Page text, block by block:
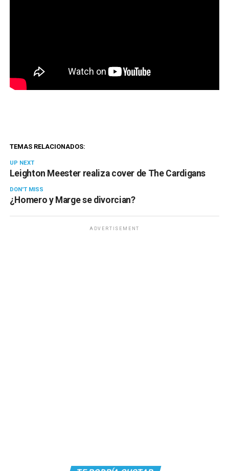
TEMAS RELACIONADOS:
UP NEXT
Leighton Meester realiza cover de The Cardigans
DON'T MISS
¿Homero y Marge se divorcian?
ADVERTISEMENT